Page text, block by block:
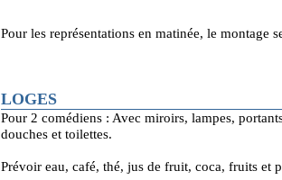
Pour les représentations en matinée, le montage
LOGES
Pour 2 comédiens : Avec miroirs, lampes,
douches et toilettes.
Prévoir eau, café, thé, jus de fruit, coca, fruits et